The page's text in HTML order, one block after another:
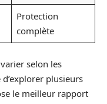
Protection
complète
selon les
plusieurs
le meilleur rapport